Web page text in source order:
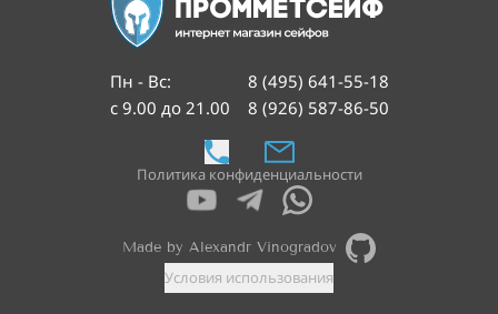
Пн - Вс:
с 9.00 до 21.00
8 (495) 641-55-18
8 (926) 587-86-50
Политика конфиденциальности
Условия использования
Made by Alexandr Vinogradov